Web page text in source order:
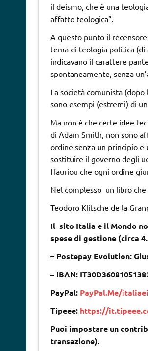
il deismo, che è una
affatto teologica”.
A questo punto il
tema di teologia politica (di
indicavano il carattere
spontaneamente, senza
La società comunista
sono esempi (estremi) di
Ma non è che certe idee
di Adam Smith, non sono
ordine senza un principio e
sostituire il governo degli
Hauriou che ogni ordine
Nel complesso un libro
Teodoro Klitsche de la
Il sito Italia e il Mondo
spese di gestione (circa
– Postepay Evolution:
– IBAN:
PayPal: PayPal.Me/
Tipeee: https://
Puoi impostare un
transazione).